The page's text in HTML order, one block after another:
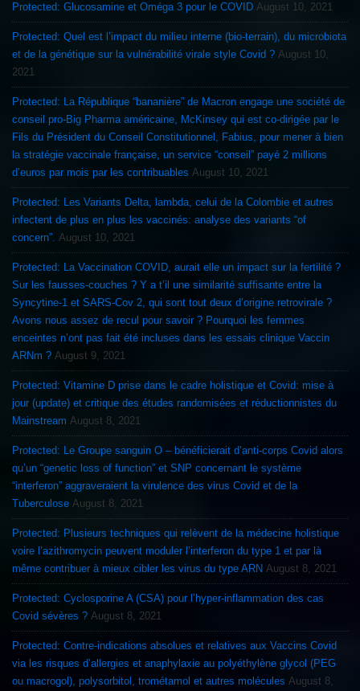
Protected: Glucosamine et Oméga 3 pour le COVID August 10, 2021
Protected: Quel est l’impact du milieu interne (bio-terrain), du microbiota
et de la génétique sur la vulnérabilité virale style Covid ? August 10,
2021
Protected: La République “bananière” de Macron engage une société de
conseil pro-Big Pharma américaine, McKinsey qui est co-dirigée par le
Fils du Président du Conseil Constitutionnel, Fabius, pour mener à bien
la stratégie vaccinale française, un service “conseil” payé 2 millions
d’euros par mois par les contribuables August 10, 2021
Protected: Les Variants Delta, lambda, celui de la Colombie et autres
infectent de plus en plus les vaccinés: analyse des variants “of
concern”. August 10, 2021
Protected: La Vaccination COVID, aurait elle un impact sur la fertilité ?
Sur les fausses-couches ? Y a t’il une similarité suffisante entre la
Syncytine-1 et SARS-Cov 2, qui sont tout deux d’origine retrovirale ?
Avons nous assez de recul pour savoir ? Pourquoi les femmes
enceintes n’ont pas fait été incluses dans les essais clinique Vaccin
ARNm ? August 9, 2021
Protected: Vitamine D prise dans le cadre holistique et Covid: mise à
jour (update) et critique des études randomisées et réductionnistes du
Mainstream August 8, 2021
Protected: Le Groupe sanguin O – bénéficierait d’anti-corps Covid alors
qu’un “genetic loss of function” et SNP concernant le système
“interferon” aggraveraient la virulence des virus Covid et de la
Tuberculose August 8, 2021
Protected: Plusieurs techniques qui relèvent de la médecine holistique
voire l’azithromycin peuvent moduler l’interferon du type 1 et par là
même contribuer à mieux cibler les virus du type ARN August 8, 2021
Protected: Cyclosporine A (CSA) pour l’hyper-inflammation des cas
Covid sévères ? August 8, 2021
Protected: Contre-indications absolues et relatives aux Vaccins Covid
via les risques d’allergies et anaphylaxie au polyéthylène glycol (PEG
ou macrogol), polysorbitol, trométamol et autres molécules August 8,